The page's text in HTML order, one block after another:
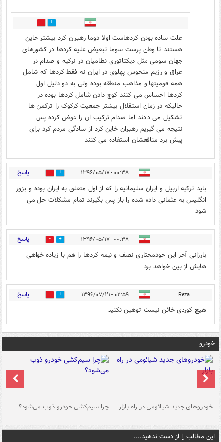
0
علت ساده بودن کردهاست اولا دوما رهبران کرد بیشتر خاین
هستند تا وطن پرست سوما تبعیض علیه کردها در کشورهای
جهان سومی مثل دیکتاتوری نظامیان در ترکیه و صدام در
عراق و رژیم منحوس پهلوی در ایران نه فقط کردها که شامل
همه قومیتها و مذاهب منطقه بوده ولی به دو دلیل اول
کردها احساس می کنند کوچ دادن شامل کردها بوده در
حالیکه در زمان استقلال بیشتر جمعیت کرکوک را ترکمن ها
تشکیل می دادند اما صدام ترکیب ان را عوض کرده پس
نتیجه می گیریم رهبران خاین کرد از سادگی مردم کرد برای
پیش برد منافعشان استفاده می کنند
۰۰:۳۸ - ۱۳۹۶/۰۵/۱۷ 1 پاسخ
باید ترکیه اربیل و ایران سلیمانیه را که از اول متعلق به ایران بوده و بزور
انگلیس به عثمانی داده شده را باز پس بگیرند تمام مشکلات حل می
شود
۰۰:۳۸ - ۱۳۹۶/۰۵/۱۷ 1 پاسخ
بارزانی آخر این خودمختاری نصف و نیمه کردها را هم با زیاده خواهی
هایش از بین خواهد برد
Reza ۰۲:۵۹ - ۱۳۹۶/۰۷/۲۱ 4 پاسخ
هیچ کوردی خائن نیست توهین نکنید
خودرو
خودروهای جدید شیائومی در راه بازار چرا سیم‌کشی خودرو ذوب می‌شود؟
این مطالب را از دست ندهید....